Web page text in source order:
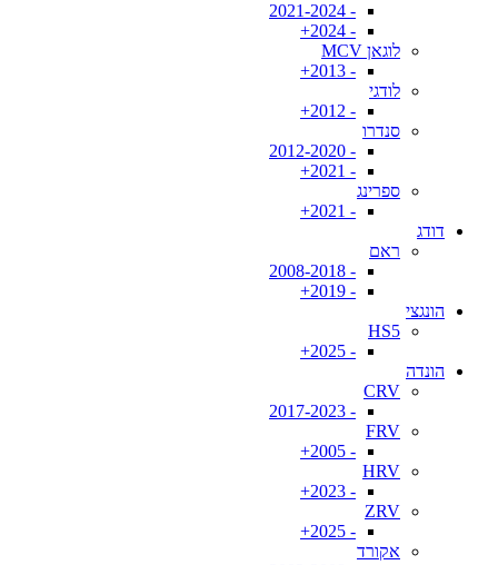
- 2021-2024
- 2024+
לוגאן MCV
- 2013+
לודגי
- 2012+
סנדרו
- 2012-2020
- 2021+
ספרינג
- 2021+
דודג
ראם
- 2008-2018
- 2019+
הונגצי
HS5
- 2025+
הונדה
CRV
- 2017-2023
FRV
- 2005+
HRV
- 2023+
ZRV
- 2025+
אקורד